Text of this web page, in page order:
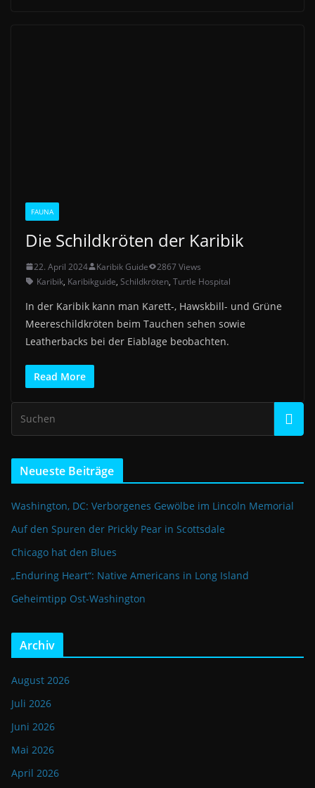
FAUNA
Die Schildkröten der Karibik
22. April 2024 Karibik Guide
2867 Views
Karibik, Karibikguide, Schildkröten, Turtle Hospital
In der Karibik kann man Karett-, Hawskbill- und Grüne
Meereschildkröten beim Tauchen sehen sowie
Leatherbacks bei der Eiablage beobachten.
Read More
Neueste Beiträge
Washington, DC: Verborgenes Gewölbe im Lincoln Memorial
Auf den Spuren der Prickly Pear in Scottsdale
Chicago hat den Blues
„Enduring Heart“: Native Americans in Long Island
Geheimtipp Ost-Washington
Archiv
August 2026
Juli 2026
Juni 2026
Mai 2026
April 2026